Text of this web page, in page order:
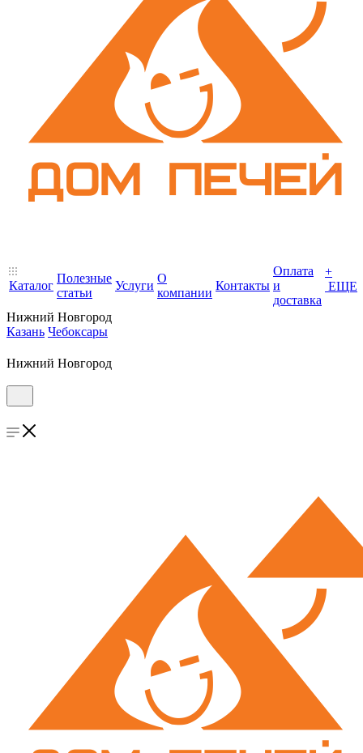
Каталог
Полезные
статьи
Услуги
О
компании
Контакты
Оплата
и
доставка
+
ЕЩЕ
Нижний Новгород
Казань Чебоксары
Нижний Новгород